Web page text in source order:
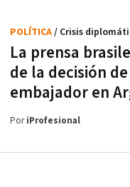
La prensa
de la decisión
embajador en
POLÍTICA/ Crisis
PoriProfesional